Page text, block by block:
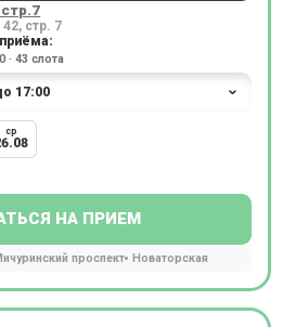
стр. 7
· 43 слота
ср
НА ПРИЕМ
проспект Новаторская